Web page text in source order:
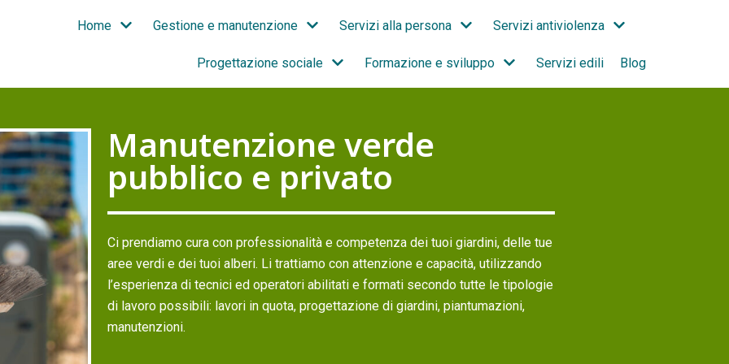
Home Gestione e manutenzione Servizi alla persona Servizi antiviolenza
Progettazione sociale Formazione e sviluppo Servizi edili Blog
Manutenzione verde
pubblico e privato
Ci prendiamo cura con professionalità e competenza dei tuoi giardini, delle tue
aree verdi e dei tuoi alberi. Li trattiamo con attenzione e capacità, utilizzando
l’esperienza di tecnici ed operatori abilitati e formati secondo tutte le tipologie
di lavoro possibili: lavori in quota, progettazione di giardini, piantumazioni,
manutenzioni.